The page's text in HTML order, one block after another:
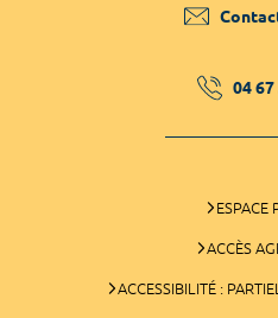
04 67
ESPACE
ACCÈS
ACCESSIBILITÉ :